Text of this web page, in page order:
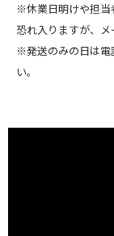
※休業日明けや担当
恐れ入りますが、メ
※発送のみの日は電
い。